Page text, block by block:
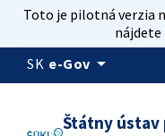
Toto je pilotná verzia
nájdete
SK e-Gov arrow_drop_down
Štátny